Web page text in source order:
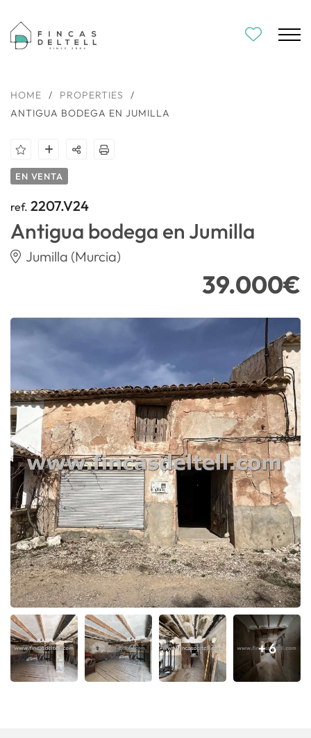
HOME / PROPERTIES
/
ANTIGUA BODEGA EN JUMILLA
EN VENTA
ref. 2207.V24
Antigua bodega en Jumilla
Jumilla (Murcia)
39.000€
+ 6